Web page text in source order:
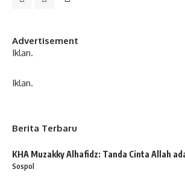
Advertisement
Iklan.
Iklan.
Berita Terbaru
KHA Muzakky Alhafidz: Tanda Cinta Allah
Sospol